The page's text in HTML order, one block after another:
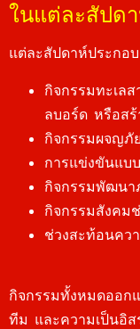
ในแต่ละสัปด
แต่ละสัปดาห์ประกอ
กิจกรรมทะเล
ลบอร์ด หรือสร้
กิจกรรมผจญภั
การแข่งขันแบ
กิจกรรมพัฒนา
กิจกรรมสังคม
ช่วงสะท้อนคว
กิจกรรมทั้งหมดออก
ทีม และความเป็นอิส